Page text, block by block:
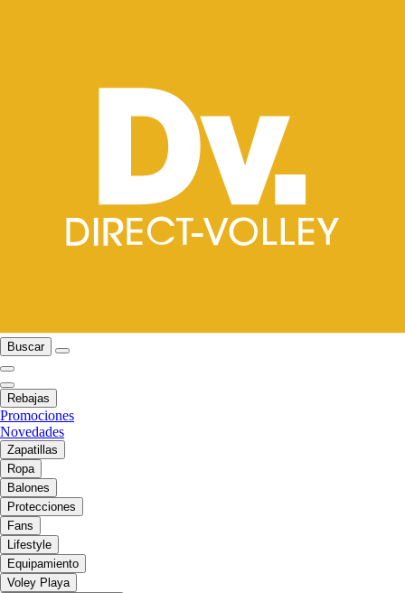
Buscar
Rebajas
Promociones
Novedades
Zapatillas
Ropa
Balones
Protecciones
Fans
Lifestyle
Equipamiento
Voley Playa